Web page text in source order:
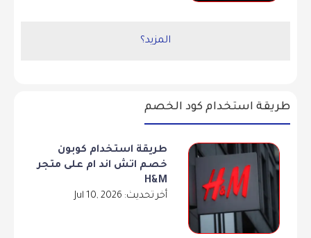
المزيد؟
طريقة استخدام كود الخصم
طريقة استخدام كوبون
خصم اتش اند ام على متجر
H&M
أخر تحديث: Jul 10, 2026